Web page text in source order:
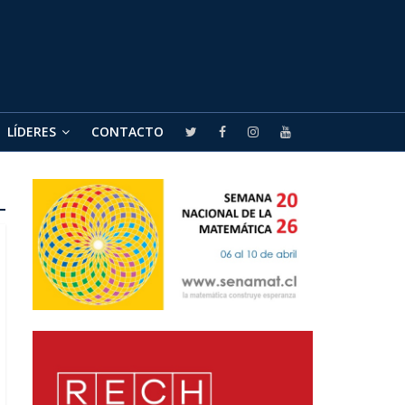
LÍDERES CONTACTO